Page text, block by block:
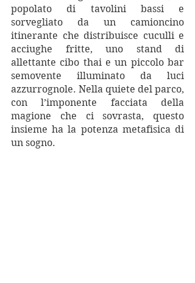
popolato di tavolini bassi e
sorvegliato da un camioncino
itinerante che distribuisce cuculli e
acciughe fritte, uno stand di
allettante cibo thai e un piccolo bar
semovente illuminato da luci
azzurrognole. Nella quiete del parco,
con l’imponente facciata della
magione che ci sovrasta, questo
insieme ha la potenza metafisica di
un sogno.